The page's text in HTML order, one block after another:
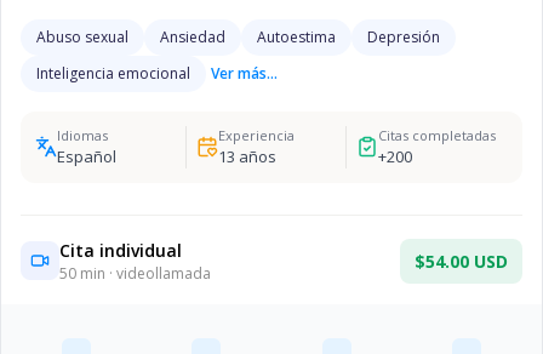
Abuso sexual Ansiedad Autoestima
Depresión
Inteligencia emocional
Ver más...
Idiomas
Español
Experiencia
13 años
Citas completadas
+200
Cita individual
50 min · videollamada
$54.00 USD